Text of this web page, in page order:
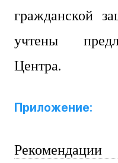
гражданской
учтены
Центра.
Приложение: